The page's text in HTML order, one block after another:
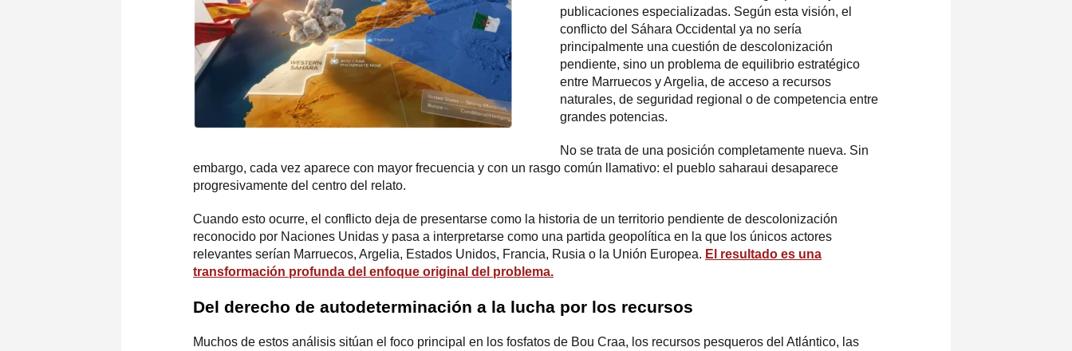
publicaciones especializadas. Según esta visión, el
conflicto del Sáhara Occidental ya no sería
principalmente una cuestión de descolonización
pendiente, sino un problema de equilibrio estratégico
entre Marruecos y Argelia, de acceso a recursos
naturales, de seguridad regional o de competencia entre
grandes potencias.
No se trata de una posición completamente nueva. Sin
embargo, cada vez aparece con mayor frecuencia y con un rasgo común llamativo: el pueblo saharaui desaparece
progresivamente del centro del relato.
Cuando esto ocurre, el conflicto deja de presentarse como la historia de un territorio pendiente de descolonización
reconocido por Naciones Unidas y pasa a interpretarse como una partida geopolítica en la que los únicos actores
relevantes serían Marruecos, Argelia, Estados Unidos, Francia, Rusia o la Unión Europea. El resultado es una
transformación profunda del enfoque original del problema.
Del derecho de autodeterminación a la lucha por los recursos
Muchos de estos análisis sitúan el foco principal en los fosfatos de Bou Craa, los recursos pesqueros del Atlántico, las